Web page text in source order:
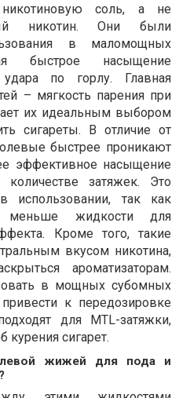
соль, а не
никотин. Они были
в маломощных
быстрое насыщение
по горлу. Главная
– мягкость парения при
их идеальным выбором
сигареты. В отличие от
быстрее проникают
эффективное насыщение
затяжек. Это
использовании, так как
меньше жидкости для
Кроме того, такие
вкусом никотина,
ароматизаторам.
в мощных субомных
к передозировке
для MTL-затяжки,
курения сигарет.
жижей для пода и